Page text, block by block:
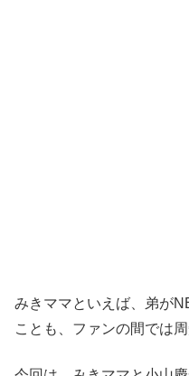
みきママといえば、弟が
ことも、ファンの間では